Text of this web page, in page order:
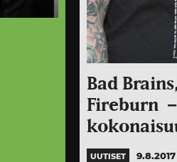
Bad
Fireburn
UUTISET 9.8.2017